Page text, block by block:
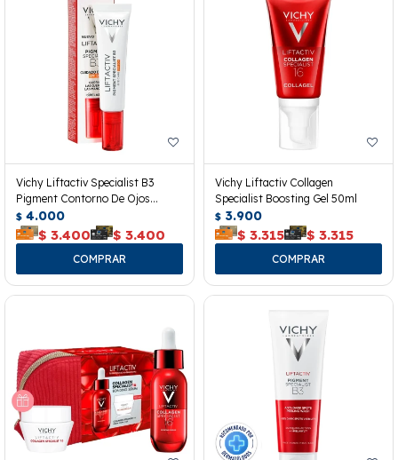
Vichy Liftactiv Specialist B3
Pigment Contorno De Ojos
Spf50+
$ 4.000
$ 3.400 $ 3.400
Vichy Liftactiv Collagen
Specialist Boosting Gel 50ml
$ 3.900
$ 3.315 $ 3.315